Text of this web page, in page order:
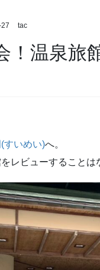
tac
！温泉旅
すいめい)へ。
レビューすることは